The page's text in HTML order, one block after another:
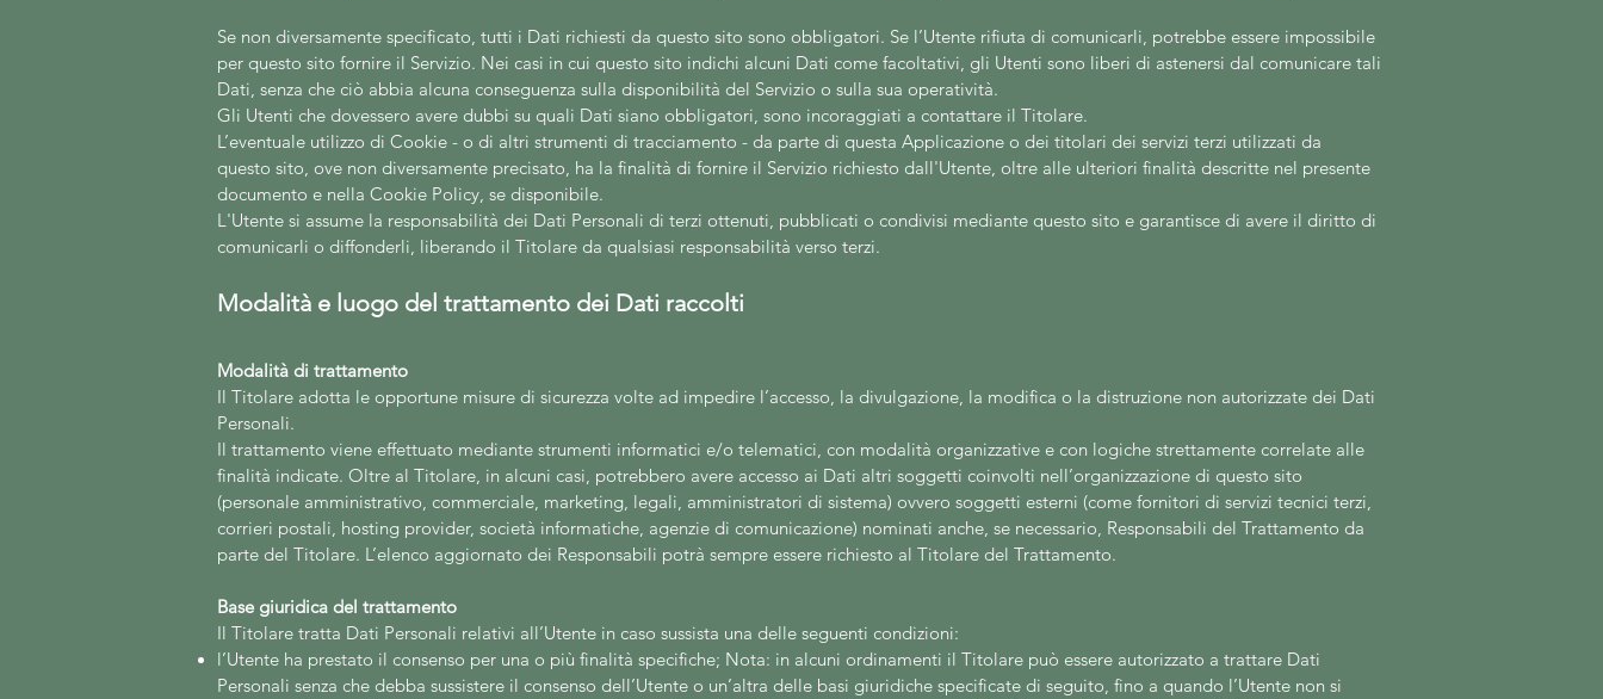
Se non diversamente specificato, tutti i Dati richiesti da questo sito sono obbligatori. Se l’Utente rifiuta di comunicarli, potrebbe essere impossibile
per questo sito fornire il Servizio. Nei casi in cui questo sito indichi alcuni Dati come facoltativi, gli Utenti sono liberi di astenersi dal comunicare tali
Dati, senza che ciò abbia alcuna conseguenza sulla disponibilità del Servizio o sulla sua operatività.
Gli Utenti che dovessero avere dubbi su quali Dati siano obbligatori, sono incoraggiati a contattare il Titolare.
L’eventuale utilizzo di Cookie - o di altri strumenti di tracciamento - da parte di questa Applicazione o dei titolari dei servizi terzi utilizzati da
questo sito, ove non diversamente precisato, ha la finalità di fornire il Servizio richiesto dall'Utente, oltre alle ulteriori finalità descritte nel presente
documento e nella Cookie Policy, se disponibile.
L'Utente si assume la responsabilità dei Dati Personali di terzi ottenuti, pubblicati o condivisi mediante questo sito e garantisce di avere il diritto di
comunicarli o diffonderli, liberando il Titolare da qualsiasi responsabilità verso terzi.
Modalità e luogo del trattamento dei Dati raccolti
Modalità di trattamento
Il Titolare adotta le opportune misure di sicurezza volte ad impedire l’accesso, la divulgazione, la modifica o la distruzione non autorizzate dei Dati
Personali.
Il trattamento viene effettuato mediante strumenti informatici e/o telematici, con modalità organizzative e con logiche strettamente correlate alle
finalità indicate. Oltre al Titolare, in alcuni casi, potrebbero avere accesso ai Dati altri soggetti coinvolti nell’organizzazione di questo sito
(personale amministrativo, commerciale, marketing, legali, amministratori di sistema) ovvero soggetti esterni (come fornitori di servizi tecnici terzi,
corrieri postali, hosting provider, società informatiche, agenzie di comunicazione) nominati anche, se necessario, Responsabili del Trattamento da
parte del Titolare. L’elenco aggiornato dei Responsabili potrà sempre essere richiesto al Titolare del Trattamento.
Base giuridica del trattamento
Il Titolare tratta Dati Personali relativi all’Utente in caso sussista una delle seguenti condizioni:
l’Utente ha prestato il consenso per una o più finalità specifiche; Nota: in alcuni ordinamenti il Titolare può essere autorizzato a trattare Dati
Personali senza che debba sussistere il consenso dell’Utente o un’altra delle basi giuridiche specificate di seguito, fino a quando l’Utente non si